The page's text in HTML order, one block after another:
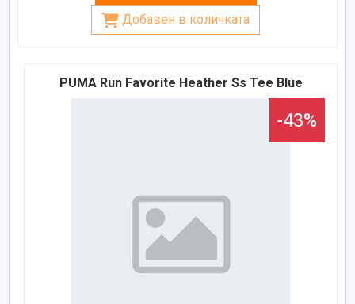
Добавен в количката
PUMA Run Favorite Heather Ss Tee Blue
-43%